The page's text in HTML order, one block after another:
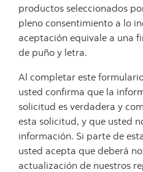
productos seleccionados
pleno consentimiento a lo
aceptación equivale a una
de puño y letra.
Al completar este
usted confirma que la
solicitud es verdadera y
esta solicitud, y que usted
información. Si parte de
usted acepta que deberá
actualización de nuestros